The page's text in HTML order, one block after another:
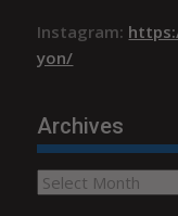
Instagram:
yon/
Archives
Archives